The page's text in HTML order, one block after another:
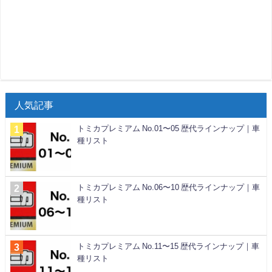
人気記事
トミカプレミアム No.01〜05 歴代ラインナップ｜車
種リスト
トミカプレミアム No.06〜10 歴代ラインナップ｜車
種リスト
トミカプレミアム No.11〜15 歴代ラインナップ｜車
種リスト